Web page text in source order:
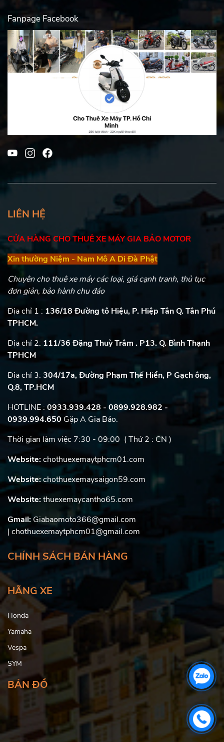
Fanpage Facebook
LIÊN HỆ
CỬA HÀNG CHO THUÊ XE MÁY GIA BẢO MOTOR
Xin thường Niệm - Nam Mô A Di Đà Phật
Chuyên cho thuê xe máy các loại, giá cạnh tranh, thủ tục
đơn giản, bảo hành chu đáo
Địa chỉ 1 : 136/18 Đường tô Hiệu, P. Hiệp Tân Q. Tân Phú
TPHCM.
Địa chỉ 2: 111/36 Đặng Thuỳ Trâm . P13. Q. Bình Thạnh
TPHCM
Địa chỉ 3: 304/17a, Đường Phạm Thế Hiển, P Gạch ông,
Q.8, TP.HCM
HOTLINE : 0933.939.428 - 0899.928.982 -
0939.994.650 Gặp A Gia Bảo.
Thời gian làm việc 7:30 - 09:00 ( Thứ 2 : CN )
Website:chothuexemaytphcm01.com
Website:chothuexemaysaigon59.com
Website:thuexemaycantho65.com
Gmail: Giabaomoto366@gmail.com
| chothuexemaytphcm01@gmail.com
CHÍNH SÁCH BÁN HÀNG
HÃNG XE
Honda
Yamaha
Vespa
SYM
BẢN ĐỒ